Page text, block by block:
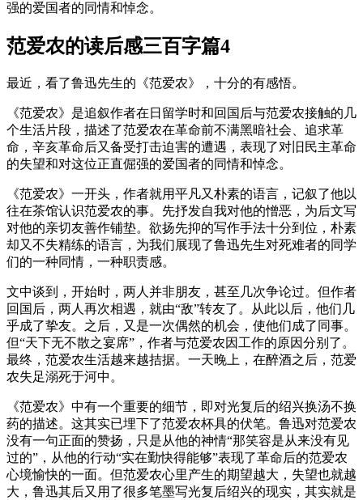
强的爱国者的同情和悼念。
范爱农的读后感三百字篇4
最近，看了鲁迅先生的《范爱农》，十分的有感悟。
《范爱农》是追叙作者在日留学时和回国后与范爱农接触的几
个生活片段，描述了范爱农在革命前不满黑暗社会、追求革
命，辛亥革命后又备受打击迫害的遭遇，表现了对旧民主革命
的失望和对这位正直倔强的爱国者的同情和悼念。
《范爱农》一开头，作者就用平凡又朴素的语言，记叙了他以
往在茶馆认识范爱农的事。先抒发自我对他的憎恶，为后文写
对他的亲切友善作铺垫。欲扬先抑的写作手法十分到位，朴素
却又不失精练的语言，为我们展现了鲁迅先生对死难者的同学
们的一种同情，一种职责感。
文中谈到，开始时，两人并非朋友，甚至几次争论过。但作者
回国后，两人再次相遇，就由“敌”转友了。从此以后，他们几
乎成了挚友。之后，又是一次偶然的机会，使他们成了同事。
但“天下无不散之宴席”，作者与范爱农因工作的原因分别了。
最终，范爱农生活越来越拮据。一天晚上，在醉酒之后，范爱
农失足溺死于河中。
《范爱农》中有一个重要的细节，即对光复后的绍兴换汤不换
药的描述。这其实已埋下了范爱农杯具的伏笔。鲁迅对范爱农
没有一句正面的赞扬，只是从他的神情“那笑容是从来没有见
过的”，从他的行动“实在勤快得能够”表现了革命后的范爱农
心境愉快的一面。但范爱农心里产生的期望越大，失望也就越
大，鲁迅其后又用了很多笔墨写光复后绍兴的现实，其实就是